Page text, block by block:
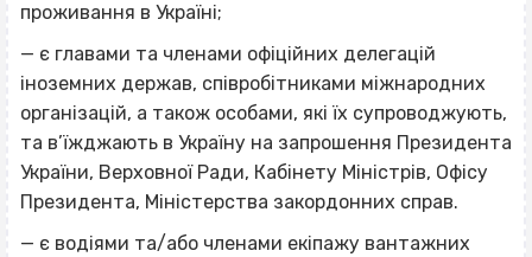
проживання в Україні;
— є главами та членами офіційних делегацій
іноземних держав, співробітниками міжнародних
організацій, а також особами, які їх супроводжують,
та в’їжджають в Україну на запрошення Президента
України, Верховної Ради, Кабінету Міністрів, Офісу
Президента, Міністерства закордонних справ.
— є водіями та/або членами екіпажу вантажних